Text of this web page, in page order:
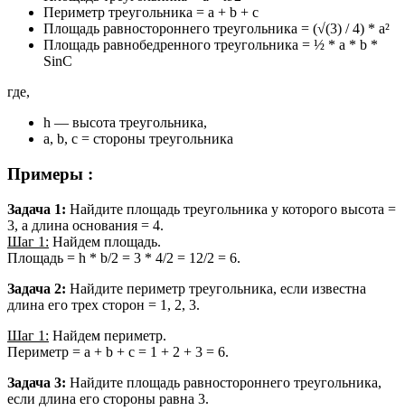
Периметр треугольника = a + b + c
Площадь равностороннего треугольника = (√(3) / 4) * a²
Площадь равнобедренного треугольника = ½ * a * b *
SinC
где,
h — высота треугольника,
a, b, c = стороны треугольника
Примеры :
Задача 1: Найдите площадь треугольника у которого высота =
3, а длина основания = 4.
Шаг 1: Найдем площадь.
Площадь = h * b/2 = 3 * 4/2 = 12/2 = 6.
Задача 2: Найдите периметр треугольника, если известна
длина его трех сторон = 1, 2, 3.
Шаг 1: Найдем периметр.
Периметр = a + b + c = 1 + 2 + 3 = 6.
Задача 3: Найдите площадь равностороннего треугольника,
если длина его стороны равна 3.